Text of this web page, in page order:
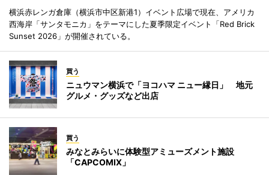
横浜赤レンガ倉庫（横浜市中区新港1）イベント広場で現在、アメリカ
西海岸「サンタモニカ」をテーマにした夏季限定イベント「Red Brick
Sunset 2026」が開催されている。
買う
ニュウマン横浜で「ヨコハマ ニュー縁日」 地元
グルメ・グッズなど出店
買う
みなとみらいに体験型アミューズメント施設
「CAPCOMIX」